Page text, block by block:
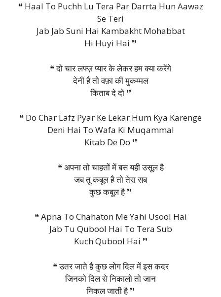
❝ Haal To Puchh Lu Tera Par Darrta Hun Aawaz
Se Teri
Jab Jab Suni Hai Kambakht Mohabbat
Hi Huyi Hai ❜❜
❝ दो चार लफ्ज़ प्यार के लेकर हम क्या करेंगे
देनी है तो वफ़ा की मुकम्मल
किताब दे दो ❜❜
❝ Do Char Lafz Pyar Ke Lekar Hum Kya Karenge
Deni Hai To Wafa Ki Muqammal
Kitab De Do ❜❜
❝ अपना तो चाहतों में बस यही उसूल है
जब तू कबूल है तो तेरा सब
कुछ कबूल है ❜❜
❝ Apna To Chahaton Me Yahi Usool Hai
Jab Tu Qubool Hai To Tera Sub
Kuch Qubool Hai ❜❜
❝ उतर जाते है कुछ लोग दिल में इस कदर
जिनको दिल से निकालो तो जान
निकल जाती है ❜❜